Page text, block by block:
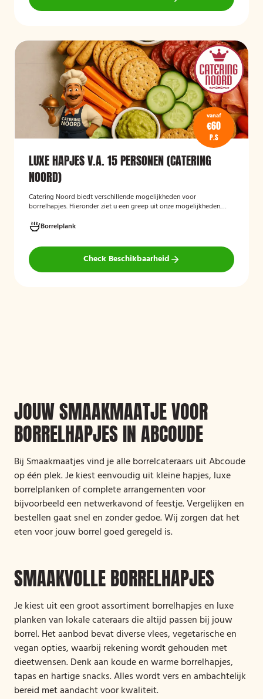
vanaf
€60
P.S
LUXE HAPJES V.A. 15 PERSONEN (CATERING
NOORD)
Catering Noord biedt verschillende mogelijkheden voor
borrelhapjes. Hieronder ziet u een greep uit onze mogelijkheden.
recepties of een andere gelegenheid.
Borrelplank
Check Beschikbaarheid
JOUW SMAAKMAATJE VOOR
BORRELHAPJES IN ABCOUDE
Bij Smaakmaatjes vind je alle borrelcateraars uit Abcoude
op één plek. Je kiest eenvoudig uit kleine hapjes, luxe
borrelplanken of complete arrangementen voor
bijvoorbeeld een netwerkavond of feestje. Vergelijken en
bestellen gaat snel en zonder gedoe. Wij zorgen dat het
eten voor jouw borrel goed geregeld is.
SMAAKVOLLE BORRELHAPJES
Je kiest uit een groot assortiment borrelhapjes en luxe
planken van lokale cateraars die altijd passen bij jouw
borrel. Het aanbod bevat diverse vlees, vegetarische en
vegan opties, waarbij rekening wordt gehouden met
dieetwensen. Denk aan koude en warme borrelhapjes,
tapas en hartige snacks. Alles wordt vers en ambachtelijk
bereid met aandacht voor kwaliteit.